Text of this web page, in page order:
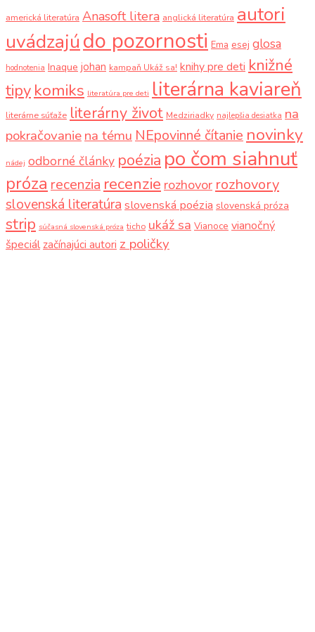
americká literatúra Anasoft litera anglická literatúra autori
uvádzajúdo pozornosti Ema esej glosa
hodnotenia Inaque johan kampaň Ukáž sa! knihy pre deti knižné
tipy komiks literatúra pre deti literárna kaviareň
literárne súťaže literárny život Medziriadky najlepšia desiatka na
pokračovaniena tému NEpovinné čítanie novinky
nádej odborné články poézia po čom siahnuť
próza recenzia recenzie rozhovor rozhovory
slovenská literatúra slovenská poézia slovenská próza
strip súčasná slovenská próza ticho ukáž sa Vianoce vianočný
špeciál začínajúci autori z poličky